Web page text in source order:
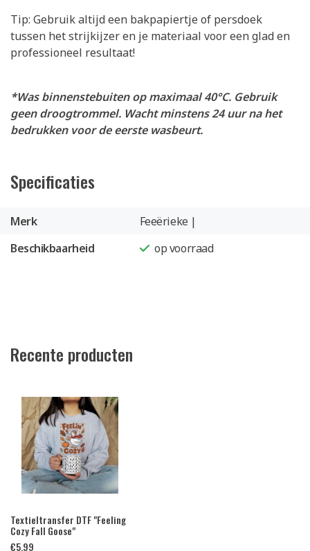
Tip: Gebruik altijd een bakpapiertje of persdoek
tussen het strijkijzer en je materiaal voor een glad en
professioneel resultaat!
*Was binnenstebuiten op maximaal 40°C. Gebruik
geen droogtrommel. Wacht minstens 24 uur na het
bedrukken voor de eerste wasbeurt.
Specificaties
Merk
Feeërieke |
Beschikbaarheid
op voorraad
Recente producten
Textieltransfer DTF "Feeling
Cozy Fall Goose"
€5,99